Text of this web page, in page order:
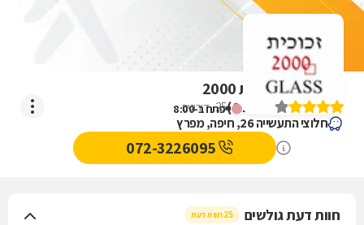
ייפתח ב-8:00
ביקורת על זכוכית 2000
4.1
)
25דירוגים
חלוצי התעשייה 26, חיפה, מפרץ
072-3226095
חוות דעת גולשים 25 חוות דעת